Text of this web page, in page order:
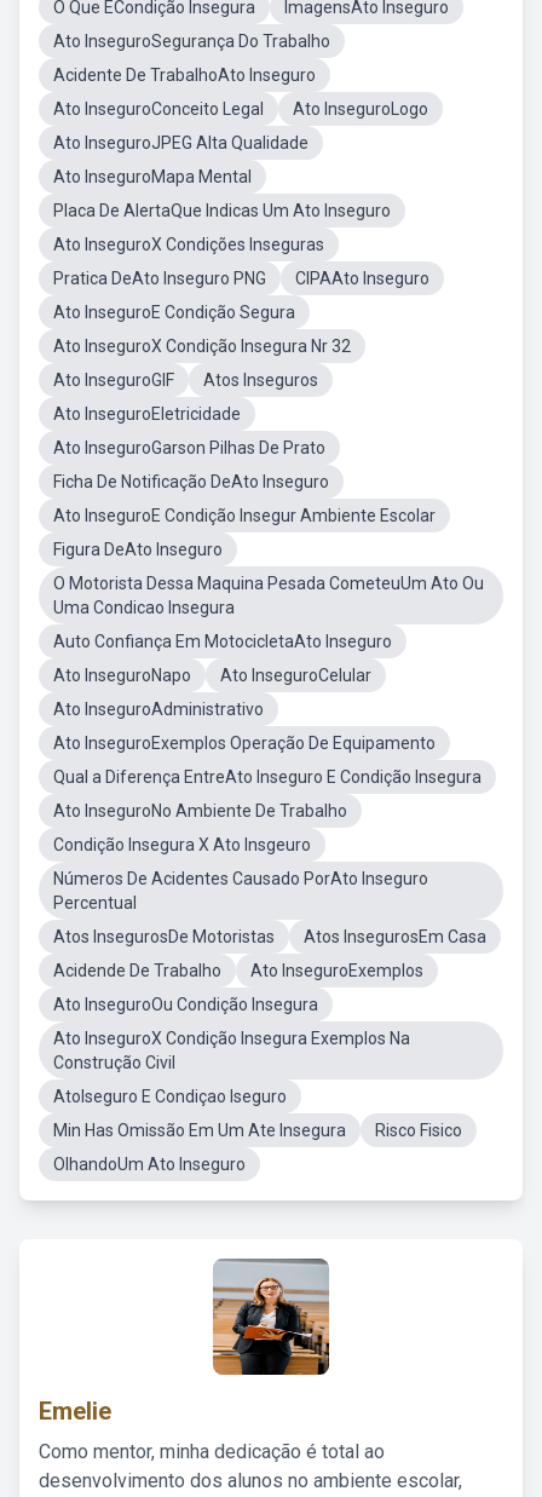
O Que ÉCondição Insegura
ImagensAto Inseguro
Ato InseguroSegurança Do Trabalho
Acidente De TrabalhoAto Inseguro
Ato InseguroConceito Legal
Ato InseguroLogo
Ato InseguroJPEG Alta Qualidade
Ato InseguroMapa Mental
Placa De AlertaQue Indicas Um Ato Inseguro
Ato InseguroX Condições Inseguras
Pratica DeAto Inseguro PNG
CIPAAto Inseguro
Ato InseguroE Condição Segura
Ato InseguroX Condição Insegura Nr 32
Ato InseguroGIF
Atos Inseguros
Ato InseguroEletricidade
Ato InseguroGarson Pilhas De Prato
Ficha De Notificação DeAto Inseguro
Ato InseguroE Condição Insegur Ambiente Escolar
Figura DeAto Inseguro
O Motorista Dessa Maquina Pesada CometeuUm Ato Ou
Uma Condicao Insegura
Auto Confiança Em MotocicletaAto Inseguro
Ato InseguroNapo
Ato InseguroCelular
Ato InseguroAdministrativo
Ato InseguroExemplos Operação De Equipamento
Qual a Diferença EntreAto Inseguro E Condição Insegura
Ato InseguroNo Ambiente De Trabalho
Condição Insegura X Ato Insgeuro
Números De Acidentes Causado PorAto Inseguro
Percentual
Atos InsegurosDe Motoristas
Atos InsegurosEm Casa
Acidende De Trabalho
Ato InseguroExemplos
Ato InseguroOu Condição Insegura
Ato InseguroX Condição Insegura Exemplos Na
Construção Civil
AtoIseguro E Condiçao Iseguro
Min Has Omissão Em Um Ate Insegura
Risco Fisico
OlhandoUm Ato Inseguro
Emelie
Como mentor, minha dedicação é total ao
desenvolvimento dos alunos no ambiente escolar,